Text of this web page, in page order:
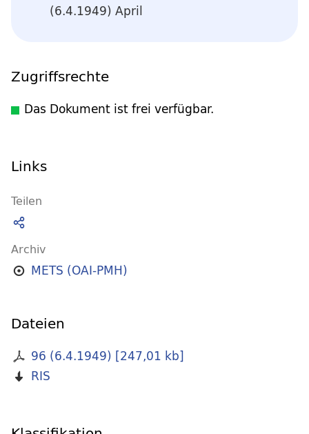
(6.4.1949) April
Zugriffsrechte
Das Dokument ist frei verfügbar.
Links
Teilen
Archiv
METS (OAI-PMH)
Dateien
96 (6.4.1949) [247,01 kb]
RIS